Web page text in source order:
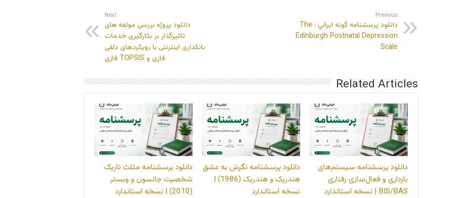
Previous
دانلود پرسشنامه گونه ايراني : The
Edinburgh Postnatal Depression
Scale
Next
دانلود پروژه بررسی مولفه های
تاثیرگذار بر بکارگیری خدمات
بانکداری اینترنتی با رویکردهای دلفی
فازی و TOPSIS فازی
Related Articles
دانلود پرسشنامه سیستم‌های
بازداری و فعال‌سازی رفتاری
BIS/BAS | نسخه استاندارد
دانلود پرسشنامه نگرش به عشق
هندریک و هندریک (1986) |
نسخه استاندارد
دانلود پرسشنامه مثلث تاریک
شخصیت جانسون و وبستر
(2010) | نسخه استاندارد